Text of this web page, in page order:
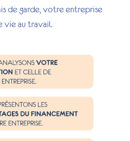
de garde, votre entreprise
vie au travail.